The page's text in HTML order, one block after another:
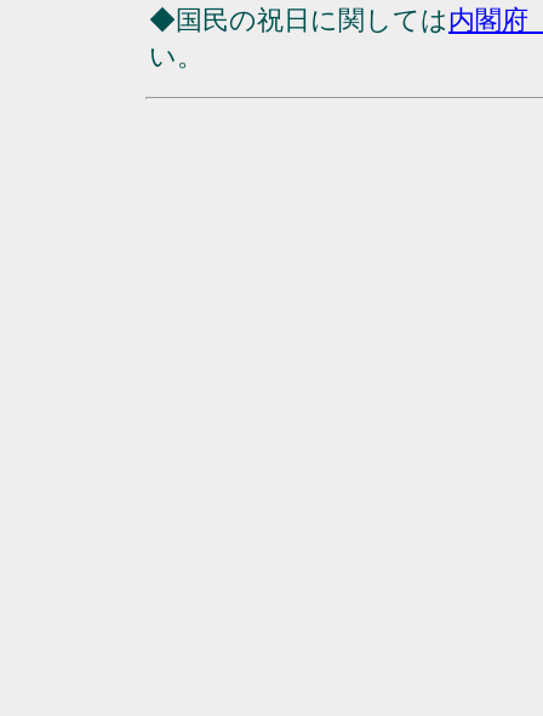
◆国民の祝日に関しては内閣府
い。